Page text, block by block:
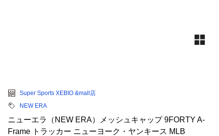
Super Sports XEBIO &mall店
NEW ERA
ニューエラ（NEW ERA）メッシュキャップ 9FORTY A-
Frame トラッカー ニューヨーク・ヤンキース MLB